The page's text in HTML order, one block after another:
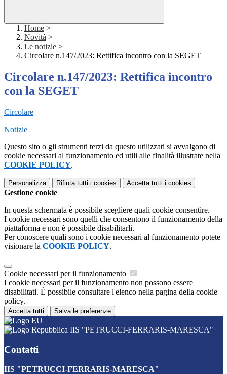
Home >
Novità >
Le notizie >
Circolare n.147/2023: Rettifica incontro con la SEGET
Circolare n.147/2023: Rettifica incontro
con la SEGET
Circolare
Notizie
Questo sito o gli strumenti terzi da questo utilizzati si avvalgono di
cookie necessari al funzionamento ed utili alle finalità illustrate nella
COOKIE POLICY.
Personalizza Rifiuta tutti i cookies Accetta tutti i cookies
Gestione cookie
In questa schermata è possibile scegliere quali cookie consentire.
I cookie necessari sono quelli che consentono il funzionamento della
piattaforma e non è possibile disabilitarli.
Per conoscere quali sono i cookie necessari al funzionamento potete
visionare la COOKIE POLICY.
Cookie necessari per il funzionamento
I cookie necessari per il funzionamento non possono essere
disabilitati. È possibile consultare l'elenco nella pagina della cookie
policy.
Accetta tutti Salva le preferenze
IIS "PETRUCCI-FERRARIS-MARESCA"
Contatti
IIS "PETRUCCI-FERRARIS-MARESCA"